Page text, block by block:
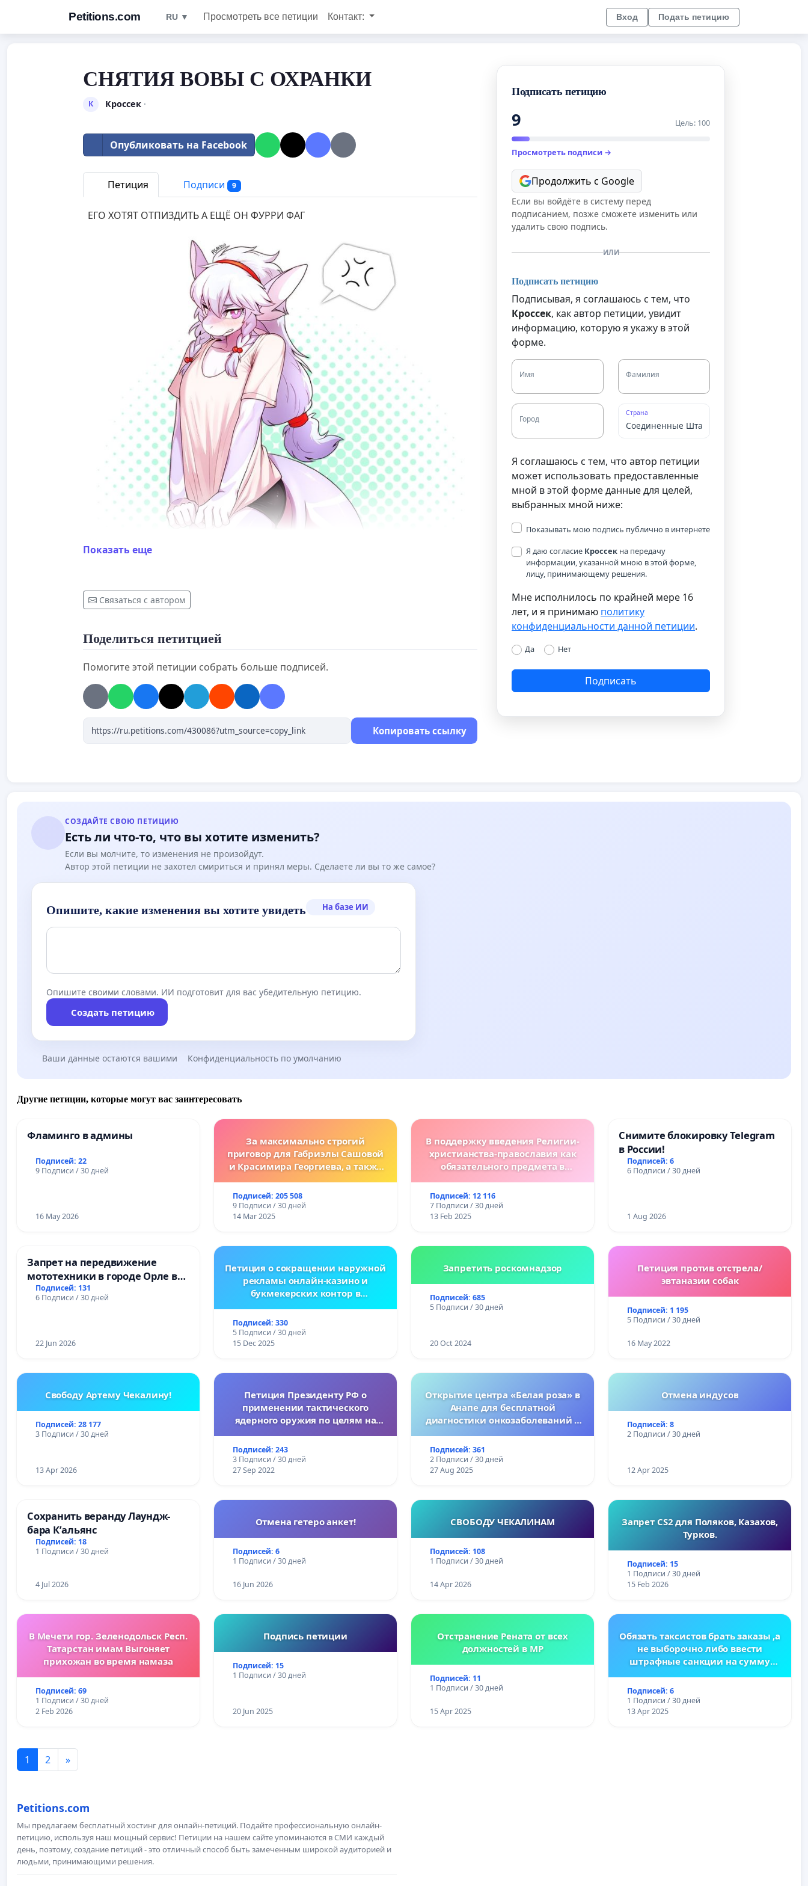
Petitions.com RU ▼ Просмотреть все петиции Контакт: Вход Подать петицию
СНЯТИЯ ВОВЫ С ОХРАНКИ
К Кроссек·
Опубликовать на Facebook
Петиция Подписи 9
ЕГО ХОТЯТ ОТПИЗДИТЬ А ЕЩЁ ОН ФУРРИ ФАГ
Показать еще
Связаться с автором
Поделиться петитцией
Помогите этой петиции собрать больше подписей.
Копировать ссылку
Подписать петицию
9 Цель: 100
Просмотреть подписи →
Продолжить с Google
Если вы войдёте в систему перед
подписанием, позже сможете изменить или
удалить свою подпись.
ИЛИ
Подписать петицию
Подписывая, я соглашаюсь с тем, что
Кроссек, как автор петиции, увидит
информацию, которую я укажу в этой
форме.
Имя Фамилия
Город
Страна
Я соглашаюсь с тем, что автор петиции
может использовать предоставленные
мной в этой форме данные для целей,
выбранных мной ниже:
Показывать мою подпись публично в интернете
Я даю согласие Кроссек на передачу
информации, указанной мною в этой форме,
лицу, принимающему решения.
Мне исполнилось по крайней мере 16
лет, и я принимаю политику
конфиденциальности данной петиции.
Да Нет
Подписать
СОЗДАЙТЕ СВОЮ ПЕТИЦИЮ
Есть ли что-то, что вы хотите изменить?
Если вы молчите, то изменения не произойдут.
Автор этой петиции не захотел смириться и принял меры. Сделаете ли вы то же самое?
Опишите, какие изменения вы хотите увидеть На базе ИИ
Опишите своими словами. ИИ подготовит для вас убедительную петицию.
Создать петицию
Ваши данные остаются вашими Конфиденциальность по умолчанию
Другие петиции, которые могут вас заинтересовать
Фламинго в админы
Подписей: 22
9 Подписи / 30 дней
16 May 2026
За максимально строгий
приговор для Габриэлы Сашовой
и Красимира Георгиева, а также
предусматривающие более
жесткие наказания за
преступления против животных!
Подписей: 205 508
9 Подписи / 30 дней
14 Mar 2025
В поддержку введения Религии-
христианства-православия как
обязательного предмета в
Подписей: 12 116
7 Подписи / 30 дней
13 Feb 2025
Снимите блокировку Telegram
в России!
Подписей: 6
6 Подписи / 30 дней
1 Aug 2026
Запрет на передвижение
мототехники в городе Орле в
ночное время (с 22:00 до 05:00)
Подписей: 131
6 Подписи / 30 дней
22 Jun 2026
Петиция о сокращении наружной
рекламы онлайн-казино и
букмекерских контор в
Подписей: 330
5 Подписи / 30 дней
15 Dec 2025
Запретить роскомнадзор
Подписей: 685
5 Подписи / 30 дней
20 Oct 2024
Петиция против отстрела/
эвтаназии собак
Подписей: 1 195
5 Подписи / 30 дней
16 May 2022
Свободу Артему Чекалину!
Подписей: 28 177
3 Подписи / 30 дней
13 Apr 2026
Петиция Президенту РФ о
применении тактического
ядерного оружия по целям на
Подписей: 243
3 Подписи / 30 дней
27 Sep 2022
Открытие центра «Белая роза» в
Анапе для бесплатной
диагностики онкозаболеваний у
Подписей: 361
2 Подписи / 30 дней
27 Aug 2025
Отмена индусов
Подписей: 8
2 Подписи / 30 дней
12 Apr 2025
Сохранить веранду Лаундж-
бара К’альянс
Подписей: 18
1 Подписи / 30 дней
4 Jul 2026
Отмена гетеро анкет!
Подписей: 6
1 Подписи / 30 дней
16 Jun 2026
СВОБОДУ ЧЕКАЛИНАМ
Подписей: 108
1 Подписи / 30 дней
14 Apr 2026
Запрет CS2 для Поляков, Казахов,
Турков.
Подписей: 15
1 Подписи / 30 дней
15 Feb 2026
В Мечети гор. Зеленодольск Респ.
Татарстан имам Выгоняет
прихожан во время намаза
Подписей: 69
1 Подписи / 30 дней
2 Feb 2026
Подпись петиции
Подписей: 15
1 Подписи / 30 дней
20 Jun 2025
Отстранение Рената от всех
должностей в МР
Подписей: 11
1 Подписи / 30 дней
15 Apr 2025
Обязать таксистов брать заказы ,а
не выборочно либо ввести
штрафные санкции на сумму
Подписей: 6
1 Подписи / 30 дней
13 Apr 2025
1 2 »
Petitions.com
Мы предлагаем бесплатный хостинг для онлайн-петиций. Подайте профессиональную онлайн-
петицию, используя наш мощный сервис! Петиции на нашем сайте упоминаются в СМИ каждый
день, поэтому, создание петиций - это отличный способ быть замеченным широкой аудиторией и
людьми, принимающими решения.